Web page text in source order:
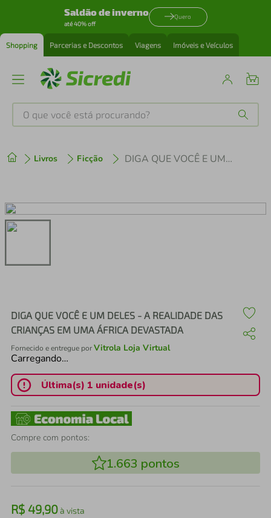
Saldão de inverno
até 40% off
Quero
Shopping Parcerias e Descontos Viagens Imóveis e Veículos
O que você está procurando?
Livros Ficção DIGA QUE VOCÊ E UM DELES - A REALIDADE DAS CRIANÇAS EM UMA ÁFRICA DEVASTADA
DIGA QUE VOCÊ E UM DELES - A REALIDADE DAS
CRIANÇAS EM UMA ÁFRICA DEVASTADA
Fornecido e entregue porVitrola Loja Virtual
Carregando…
Última(s) 1 unidade(s)
Compre com pontos:
1.663 pontos
R$ 49,90à vista
2º cafeteira